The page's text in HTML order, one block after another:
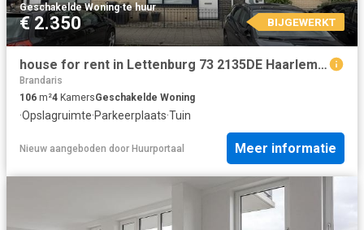
Geschakelde Woning·te huur
€ 2.350 BIJGEWERKT
house for rent in Lettenburg 73 2135DE Haarlemmermeer Hoofddorp Toolenburg West Hoofddorp
Brandaris
106 m²4 KamersGeschakelde Woning
·Opslagruimte·Parkeerplaats·Tuin
Nieuw aangeboden door Huurportaal Meer informatie